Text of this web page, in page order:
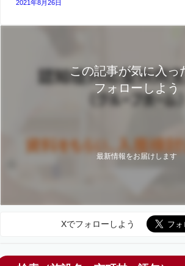
2021年8月26日
この記事が気に入っ
フォローしよう
最新情報をお届けします
Xでフォローしよう